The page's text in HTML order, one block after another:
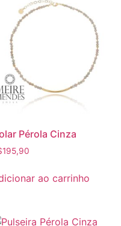
Pérola Cinza
195,90
ao carrinho